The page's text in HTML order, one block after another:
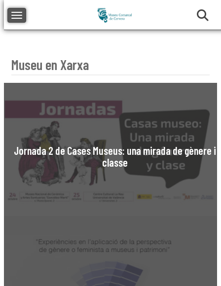
Toggle navigation
Museu en Xarxa
Jornada 2 de Cases Museus: una mirada de gènere i
classe